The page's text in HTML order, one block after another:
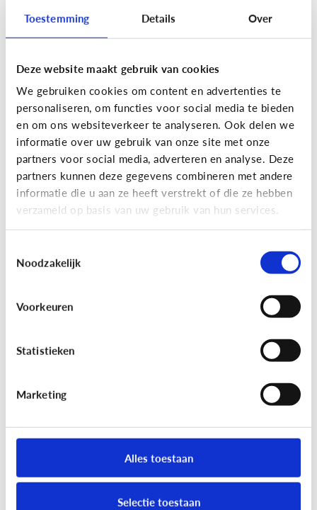
Toestemming Details Over
Deze website maakt gebruik van cookies
We gebruiken cookies om content en advertenties te
personaliseren, om functies voor social media te bieden
en om ons websiteverkeer te analyseren. Ook delen we
informatie over uw gebruik van onze site met onze
partners voor social media, adverteren en analyse. Deze
partners kunnen deze gegevens combineren met andere
informatie die u aan ze heeft verstrekt of die ze hebben
verzameld op basis van uw gebruik van hun services.
Noodzakelijk
Voorkeuren
Statistieken
Marketing
Alles toestaan
Selectie toestaan
Privacy
Moet ik aan mijn kind uitleggen
wat 'recht op afbeelding' is?
Staat jou kind stil bij het maken en verspreiden
van foto’s en filmpjes waar anderen op staan? Of
deelt jouw kind zomaar alles van iedereen op
Facebook of Snapchat?
Privacy
op afbeelding’ is
gebruiken. Daarvoor heb je toestemming nodig.